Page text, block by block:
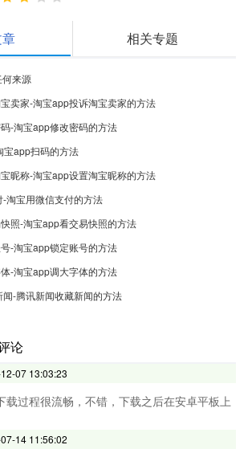
相关专题
来源
卖家-淘宝app投诉淘宝卖家的方法
-淘宝app修改密码的方法
宝app扫码的方法
昵称-淘宝app设置淘宝昵称的方法
淘宝用微信支付的方法
照-淘宝app看交易快照的方法
-淘宝app锁定账号的方法
-淘宝app调大字体的方法
-腾讯新闻收藏新闻的方法
论
07 13:03:23
载过程很流畅，不错，下载之后在安卓平板上
14 11:56:02